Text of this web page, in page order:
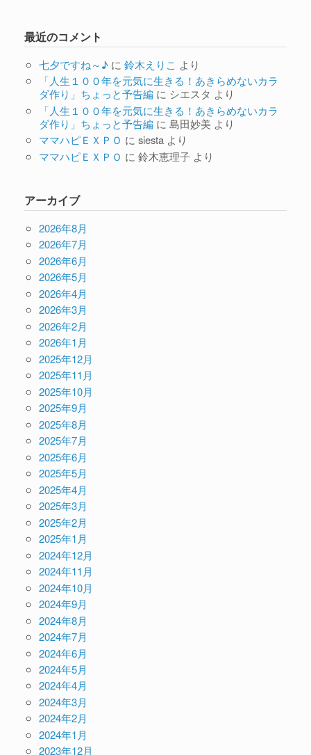
最近のコメント
七夕ですね～♪に 鈴木えりこ より
「人生１００年を元気に生きる！あきらめないカラ
ダ作り」ちょっと予告編に シエスタ より
「人生１００年を元気に生きる！あきらめないカラ
ダ作り」ちょっと予告編に 島田妙美 より
ママハピＥＸＰＯ に siestaより
ママハピＥＸＰＯ に 鈴木恵理子より
アーカイブ
2026年8月
2026年7月
2026年6月
2026年5月
2026年4月
2026年3月
2026年2月
2026年1月
2025年12月
2025年11月
2025年10月
2025年9月
2025年8月
2025年7月
2025年6月
2025年5月
2025年4月
2025年3月
2025年2月
2025年1月
2024年12月
2024年11月
2024年10月
2024年9月
2024年8月
2024年7月
2024年6月
2024年5月
2024年4月
2024年3月
2024年2月
2024年1月
2023年12月